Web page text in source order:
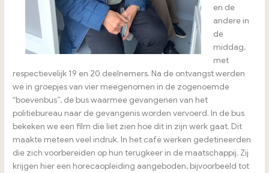
en de
andere in
de
middag,
met
respectievelijk 19 en 20 deelnemers. Na de ontvangst werden
we in groepjes van vier meegenomen in de zogenoemde
“boevenbus”, de bus waarmee gevangenen van het
politiebureau naar de gevangenis worden vervoerd. In de bus
bekeken we een film die liet zien hoe dit in zijn werk gaat. Dit
maakte meteen veel indruk. In het café werken gedetineerden
die zich voorbereiden op hun terugkeer in de maatschappij. Zij
krijgen hier een horecaopleiding aangeboden, bijvoorbeeld tot